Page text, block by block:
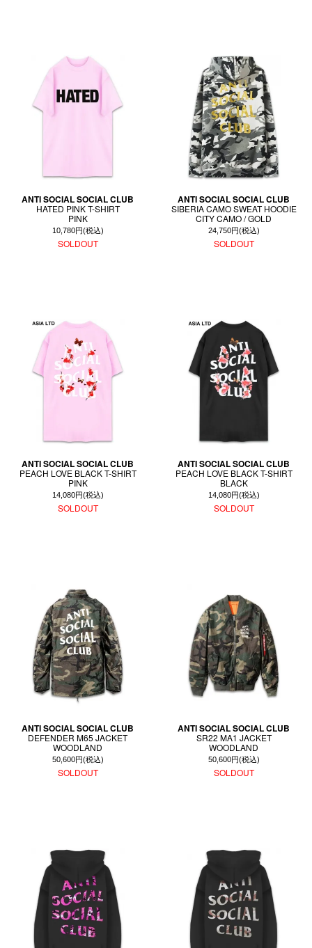
ANTI SOCIAL SOCIAL CLUB
HATED PINK T-SHIRT
PINK
10,780円(税込)
SOLDOUT
ANTI SOCIAL SOCIAL CLUB
SIBERIA CAMO SWEAT HOODIE
CITY CAMO / GOLD
24,750円(税込)
SOLDOUT
ANTI SOCIAL SOCIAL CLUB
PEACH LOVE BLACK T-SHIRT
PINK
14,080円(税込)
SOLDOUT
ANTI SOCIAL SOCIAL CLUB
PEACH LOVE BLACK T-SHIRT
BLACK
14,080円(税込)
SOLDOUT
ANTI SOCIAL SOCIAL CLUB
DEFENDER M65 JACKET
WOODLAND
50,600円(税込)
SOLDOUT
ANTI SOCIAL SOCIAL CLUB
SR22 MA1 JACKET
WOODLAND
50,600円(税込)
SOLDOUT